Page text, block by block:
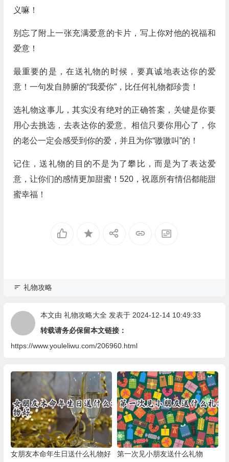
义嘛！
别忘了附上一张充满爱意的卡片，写上你对他的祝福和
爱意！
最重要的是，在送礼物的时候，要真诚地表达你的爱
意！一句发自肺腑的“我爱你”，比任何礼物都珍贵！
选礼物这事儿，其实没有绝对的正确答案，关键是你要
用心去挑选，去表达你的爱意。相信只要你用心了，你
的老公一定会感受到你的爱，并且为你“嗷嗷叫”的！
记住，送礼物的目的不是为了攀比，而是为了表达爱
意，让你们的感情更加甜蜜！520，祝愿所有情侣都能甜
蜜幸福！
礼物攻略
本文由 礼物攻略大全发表于 2024-12-14 10:49:33
转载请务必保留本文链接：
https://www.youleliwu.com/206960.html
女朋友本命年生日送什么礼物好 第一次见小朋友送什么礼物